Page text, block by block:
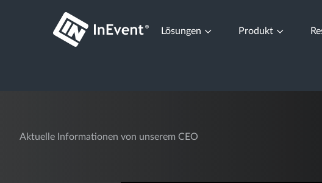
Lösungen Produkt
Aktuelle Informationen von unserem CEO